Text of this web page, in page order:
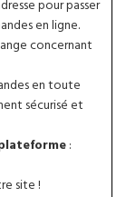
pour passer
en ligne.
concernant
en toute
sécurisé et
:
site !